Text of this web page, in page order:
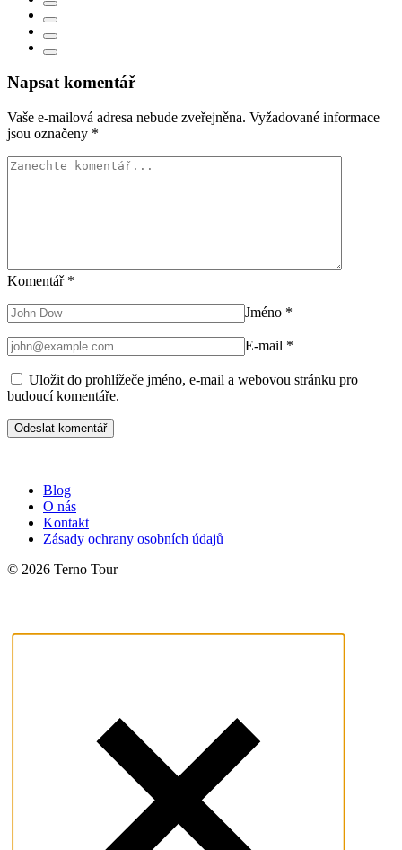
Napsat komentář
Vaše e-mailová adresa nebude zveřejněna. Vyžadované informace
jsou označeny *
Komentář *
Jméno *
E-mail *
Uložit do prohlížeče jméno, e-mail a webovou stránku pro
budoucí komentáře.
Blog
O nás
Kontakt
Zásady ochrany osobních údajů
© 2026 Terno Tour